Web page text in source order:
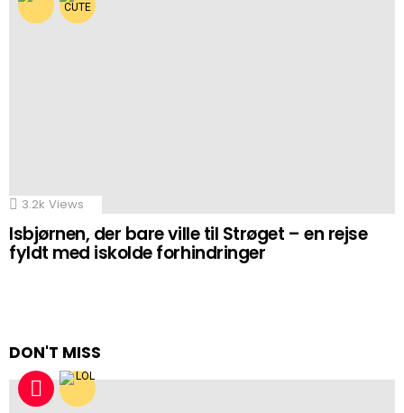
3.2k Views
Isbjørnen, der bare ville til Strøget – en rejse
fyldt med iskolde forhindringer
DON'T MISS